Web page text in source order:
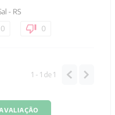
- RS
0 0
1 - 1 de1